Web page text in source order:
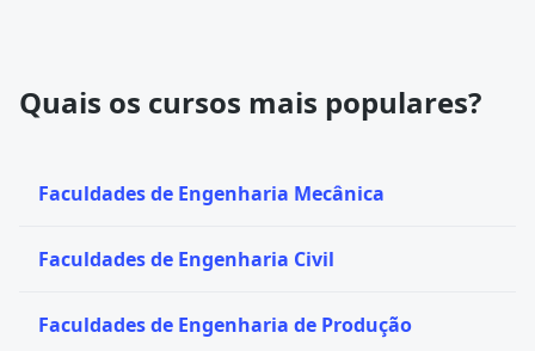
Quais os cursos mais populares?
Faculdades de Engenharia Mecânica
Faculdades de Engenharia Civil
Faculdades de Engenharia de Produção